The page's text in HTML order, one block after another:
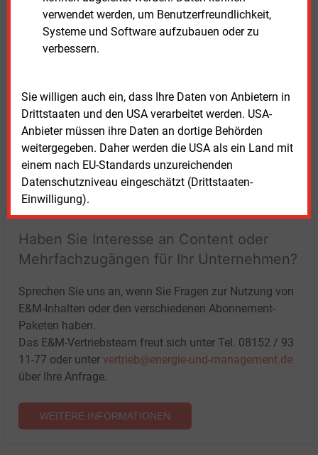
verwendet werden, um Benutzerfreundlichkeit,
Systeme und Software aufzubauen oder zu
verbessern.
Sie willigen auch ein, dass Ihre Daten von Anbietern in
Drittstaaten und den USA verarbeitet werden. USA-
Anbieter müssen ihre Daten an dortige Behörden
weitergegeben. Daher werden die USA als ein Land mit
einem nach EU-Standards unzureichenden
Datenschutzniveau eingeschätzt (Drittstaaten-
Einwilligung).
Login für Kunden
LOGIN
Haben Sie Interesse an Content oder
Mehrfachzugängen für Ihr Unternehmen?
Sprechen Sie uns an, wenn Sie Fragen zur Nutzung von
E&M-Inhalten oder den verschiedenen Abonnement-
Paketen haben.
Das E&M-Vertriebsteam freut sich unter Tel. 08152 / 93
11-77 oder unter vertrieb@energie-und-management.de
über Ihre Anfrage.
WEITERE INFORMATIONEN